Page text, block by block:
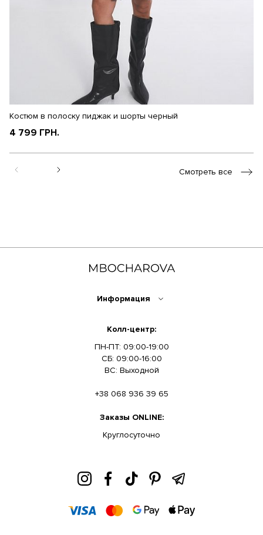
Костюм в полоску пиджак и шорты черный
4 799 ГРН.
Смотреть все
Информация
Колл-центр:
ПН-ПТ: 09:00-19:00
СБ: 09:00-16:00
ВС: Выходной
+38 068 936 39 65
Заказы ONLINE:
Круглосуточно